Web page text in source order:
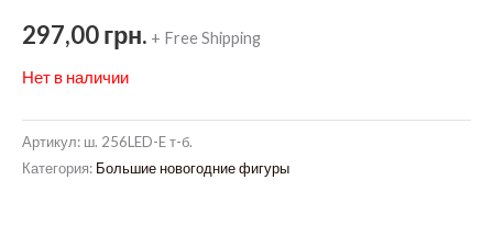
297,00грн. + Free Shipping
Нет в наличии
Артикул: ш. 256LED-E т-б.
Категория: Большие новогодние фигуры